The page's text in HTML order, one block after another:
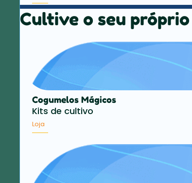
Cultive o seu próprio
Cogumelos Mágicos
Kits de cultivo
Loja